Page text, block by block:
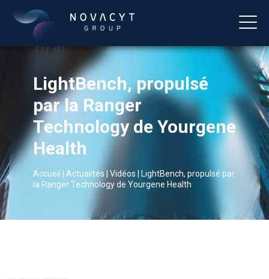
Français
LightBench, propulsé
par la Ranger
Technology de Yourgene
Health
Accueil Actualités Vidéos
LightBench, propulsé par
la Ranger Technology de Yourgene Health